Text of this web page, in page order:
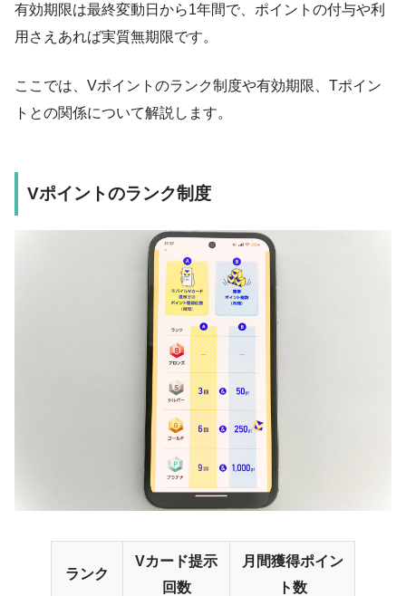
有効期限は最終変動日から1年間で、ポイントの付与や利
用さえあれば実質無期限です。
ここでは、Vポイントのランク制度や有効期限、Tポイン
トとの関係について解説します。
Vポイントのランク制度
ランク
Vカード提示
回数
月間獲得ポイン
ト数